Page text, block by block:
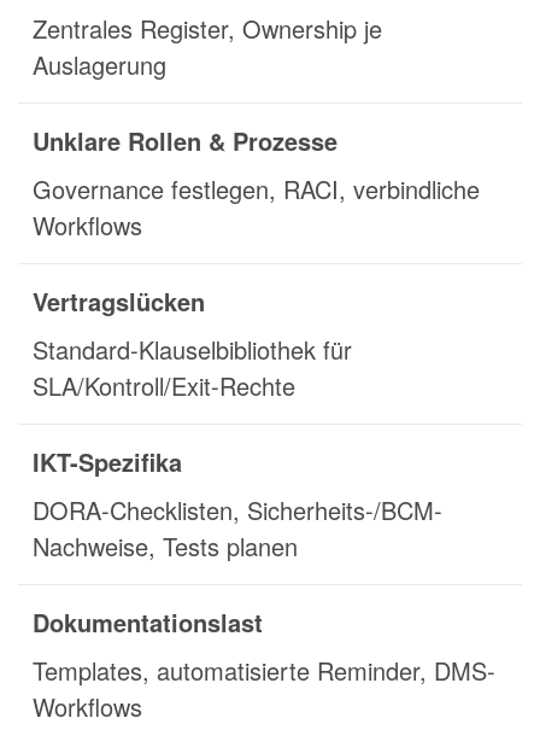
Zentrales Register, Ownership je
Auslagerung
Unklare Rollen & Prozesse
Governance festlegen, RACI, verbindliche
Workflows
Vertragslücken
Standard-Klauselbibliothek für
SLA/Kontroll/Exit-Rechte
IKT-Spezifika
DORA-Checklisten, Sicherheits-/BCM-
Nachweise, Tests planen
Dokumentationslast
Templates, automatisierte Reminder, DMS-
Workflows